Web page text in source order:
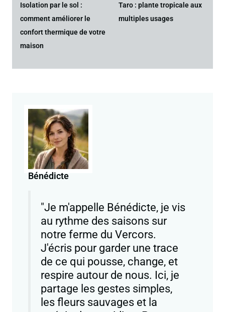
Isolation par le sol :
comment améliorer le
confort thermique de votre
maison
Taro : plante tropicale aux
multiples usages
Bénédicte
"Je m'appelle Bénédicte, je vis
au rythme des saisons sur
notre ferme du Vercors.
J'écris pour garder une trace
de ce qui pousse, change, et
respire autour de nous. Ici, je
partage les gestes simples,
les fleurs sauvages et la